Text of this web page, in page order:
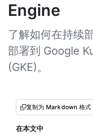
Engine
了解如何在持续
部署到 Google
(GKE)。
复制为 Markdown 格式
在本文中